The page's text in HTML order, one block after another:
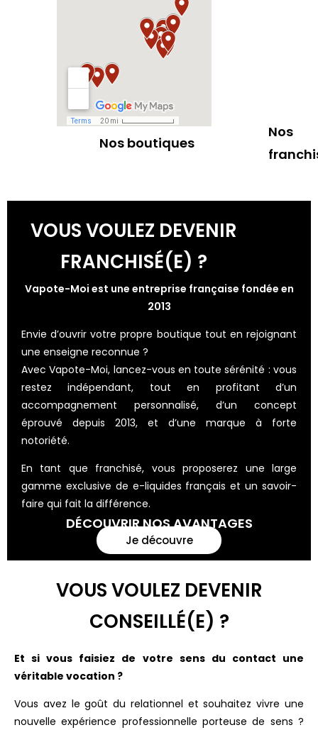
Nos boutiques
Nos
VOUS VOULEZ DEVENIR
FRANCHISÉ(E) ?
Vapote-Moi est une entreprise française fondée en
2013
Envie d’ouvrir votre propre boutique tout en rejoignant
une enseigne reconnue ?
Avec Vapote-Moi, lancez-vous en toute sérénité : vous
restez indépendant, tout en profitant d’un
accompagnement personnalisé, d’un concept
éprouvé depuis 2013, et d’une marque à forte
notoriété.
En tant que franchisé, vous proposerez une large
gamme exclusive de e-liquides français et un savoir-
faire qui fait la différence.
DÉCOUVRIR NOS AVANTAGES
Je découvre
VOUS VOULEZ DEVENIR
CONSEILLÉ(E) ?
Et si vous faisiez de votre sens du contact une
véritable vocation ?
Vous avez le goût du relationnel et souhaitez vivre une
nouvelle expérience professionnelle porteuse de sens ?